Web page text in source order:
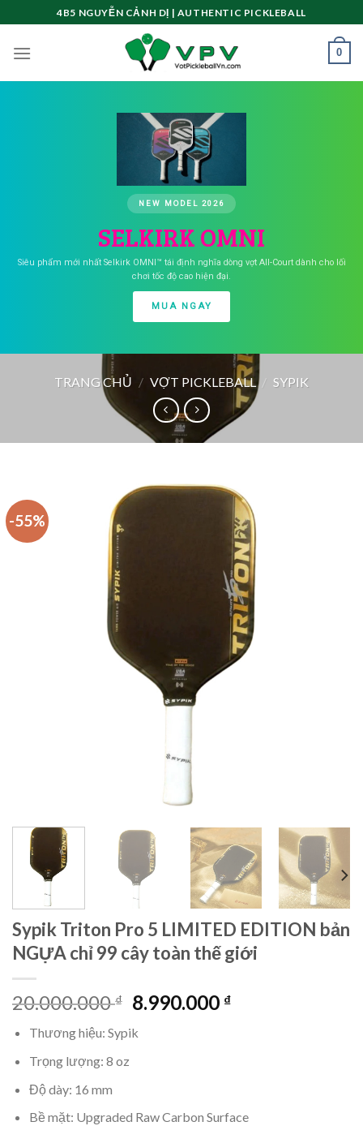
to
content
4B5 NGUYỄN CẢNH DỊ | AUTHENTIC PICKLEBALL
0
NEW MODEL 2026
SELKIRK OMNI
Siêu phẩm mới nhất Selkirk OMNI™ tái định nghĩa dòng vợt All-Court dành cho lối
chơi tốc độ cao hiện đại.
MUA NGAY
TRANG CHỦ / VỢT PICKLEBALL / SYPIK
-55%
Sypik Triton Pro 5 LIMITED EDITION bản
NGỰA chỉ 99 cây toàn thế giới
20.000.000₫ Giá
là:
8.990.000 ₫Giá
Thương hiệu: Sypik
Trọng lượng: 8 oz
Độ dày: 16 mm
Bề mặt: Upgraded Raw Carbon Surface